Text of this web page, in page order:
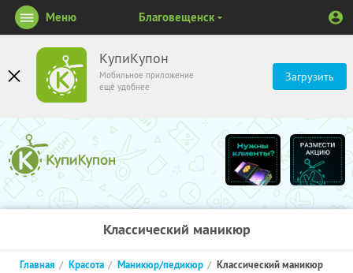
КупиКупон
Мобильное приложение
ещё удобнее
Загрузить
Меню Благовещенск
Классический маникюр
Главная Красота Маникюр/педикюр Классический маникюр